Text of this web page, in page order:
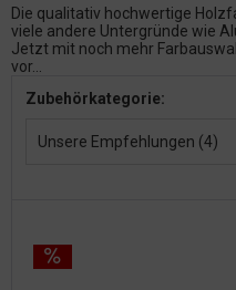
Die qualitativ hochwertige
viele andere Untergründe wie
Jetzt mit noch mehr
vor...
Zubehörkategorie: